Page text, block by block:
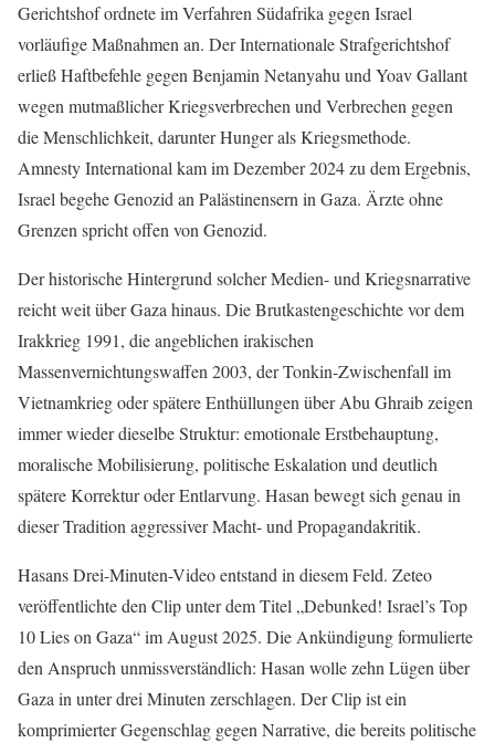
Gerichtshof ordnete im Verfahren Südafrika gegen Israel
vorläufige Maßnahmen an. Der Internationale Strafgerichtshof
erließ Haftbefehle gegen Benjamin Netanyahu und Yoav Gallant
wegen mutmaßlicher Kriegsverbrechen und Verbrechen gegen
die Menschlichkeit, darunter Hunger als Kriegsmethode.
Amnesty International kam im Dezember 2024 zu dem Ergebnis,
Israel begehe Genozid an Palästinensern in Gaza. Ärzte ohne
Grenzen spricht offen von Genozid.
Der historische Hintergrund solcher Medien- und Kriegsnarrative
reicht weit über Gaza hinaus. Die Brutkastengeschichte vor dem
Irakkrieg 1991, die angeblichen irakischen
Massenvernichtungswaffen 2003, der Tonkin-Zwischenfall im
Vietnamkrieg oder spätere Enthüllungen über Abu Ghraib zeigen
immer wieder dieselbe Struktur: emotionale Erstbehauptung,
moralische Mobilisierung, politische Eskalation und deutlich
spätere Korrektur oder Entlarvung. Hasan bewegt sich genau in
dieser Tradition aggressiver Macht- und Propagandakritik.
Hasans Drei-Minuten-Video entstand in diesem Feld. Zeteo
veröffentlichte den Clip unter dem Titel „Debunked! Israel’s Top
10 Lies on Gaza“ im August 2025. Die Ankündigung formulierte
den Anspruch unmissverständlich: Hasan wolle zehn Lügen über
Gaza in unter drei Minuten zerschlagen. Der Clip ist ein
komprimierter Gegenschlag gegen Narrative, die bereits politische